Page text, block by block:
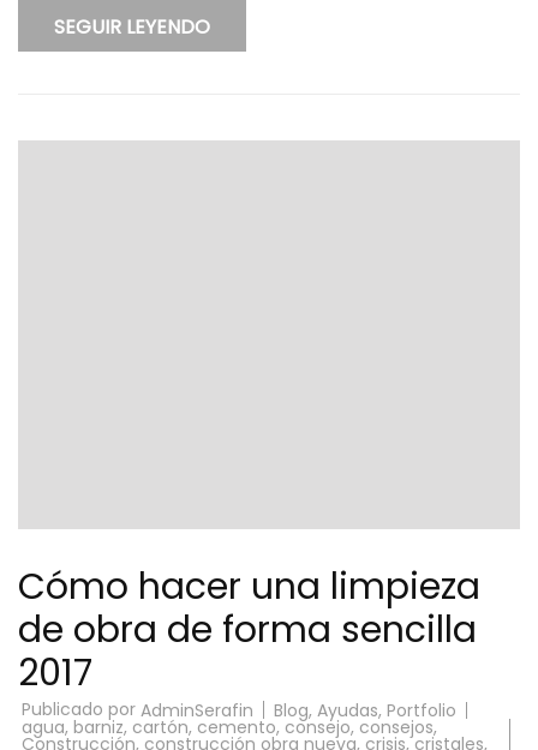
SEGUIR LEYENDO
Cómo hacer una limpieza
de obra de forma sencilla
2017
Publicado por AdminSerafin Blog, Ayudas, Portfolio
agua, barniz, cartón, cemento, consejo, consejos,
Construcción, construcción obra nueva, crisis,cristales,